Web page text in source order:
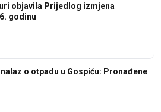
objavila Prijedlog izmjena
godinu
o otpadu u Gospiću: Pronađene